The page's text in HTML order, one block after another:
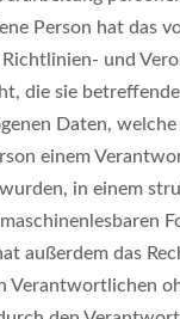
Person hat das
Richtlinien- und
die sie
Daten,
einem
in einem
außerdem das
Verantwortlichen